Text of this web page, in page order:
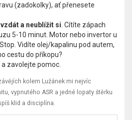
(zadokolky), ať přenesete
a neublížit si. Cítíte zápach
5-10 minut. Motor nebo invertor u
Vidíte olej/kapalinu pod autem,
cestu do příkopu?
zavolejte pomoc.
kolem Lužánek mi nejvíc
vypnutého ASR a jedné lopaty štěrku
klid a disciplína.